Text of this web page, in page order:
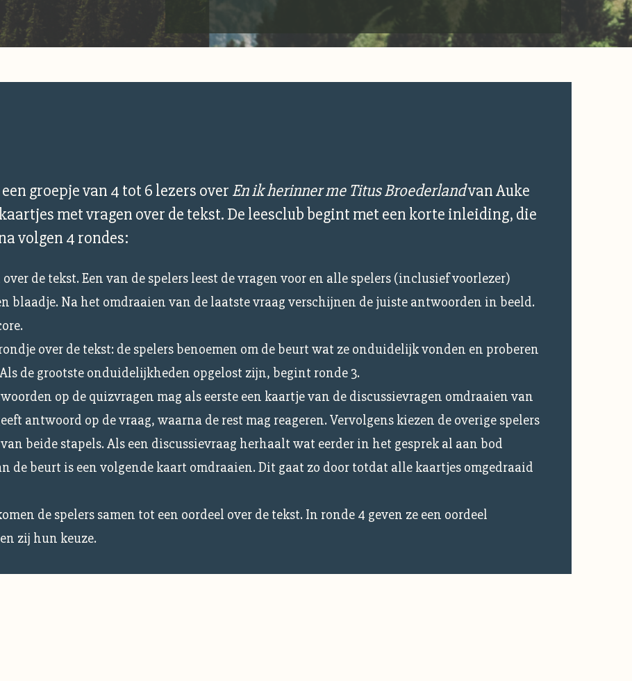
groepje van 4 tot 6 lezers over En ik herinner me Titus Broederlandvan Auke
met vragen over de tekst. De leesclub begint met een korte inleiding, die
volgen 4 rondes:
de tekst. Een van de spelers leest de vragen voor en alle spelers (inclusief voorlezer)
blaadje. Na het omdraaien van de laatste vraag verschijnen de juiste antwoorden in beeld.
over de tekst: de spelers benoemen om de beurt wat ze onduidelijk vonden en proberen
de grootste onduidelijkheden opgelost zijn, begint ronde 3.
op de quizvragen mag als eerste een kaartje van de discussievragen omdraaien van
antwoord op de vraag, waarna de rest mag reageren. Vervolgens kiezen de overige spelers
beide stapels. Als een discussievraag herhaalt wat eerder in het gesprek al aan bod
de beurt is een volgende kaart omdraaien. Dit gaat zo door totdat alle kaartjes omgedraaid
de spelers samen tot een oordeel over de tekst. In ronde 4 geven ze een oordeel
zij hun keuze.